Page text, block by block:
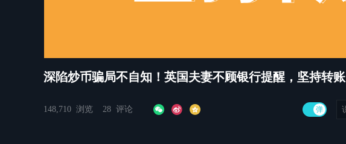
深陷炒币骗局不自知！英国夫妻不顾银行提醒，坚持转账
148,710 浏览 28 评论 弹